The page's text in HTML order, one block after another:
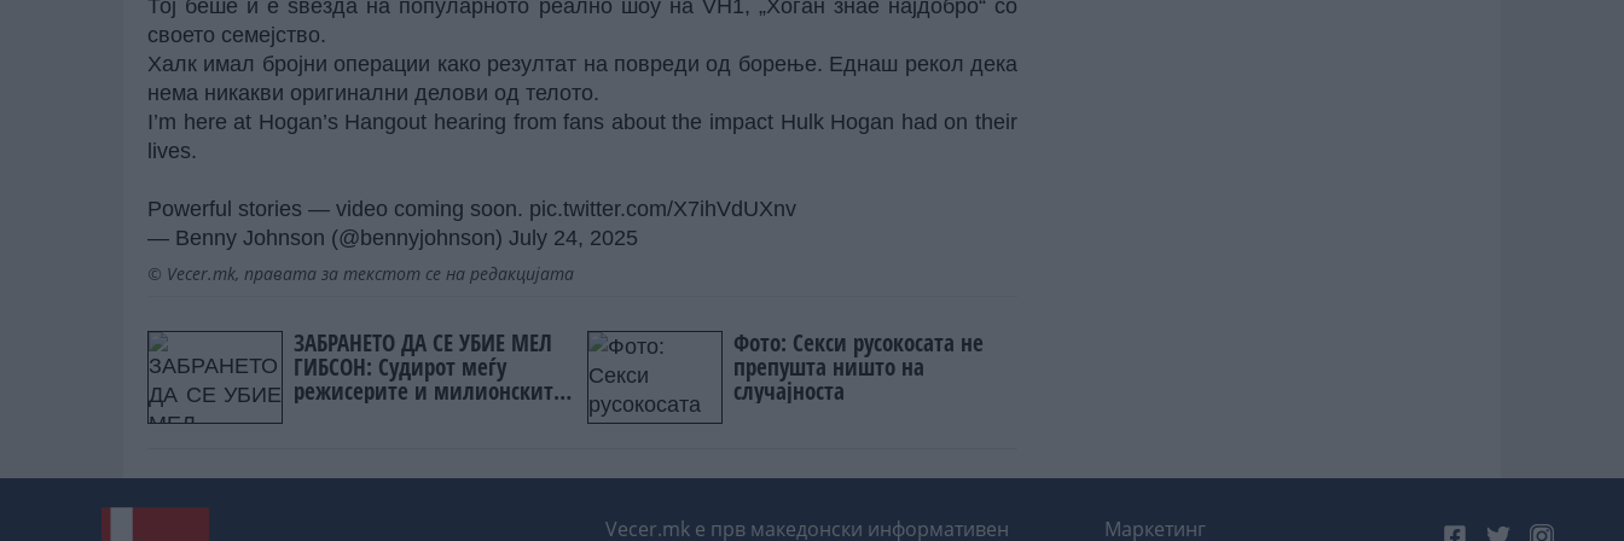
Тој беше и е ѕвезда на популарното реално шоу на VH1, „Хоган знае најдобро“ со
своето семејство.
Халк имал бројни операции како резултат на повреди од борење. Еднаш рекол дека
нема никакви оригинални делови од телото.
I’m here at Hogan’s Hangout hearing from fans about the impact Hulk Hogan had on their
lives.
Powerful stories — video coming soon. pic.twitter.com/X7ihVdUXnv
— Benny Johnson (@bennyjohnson) July 24, 2025
© Vecer.mk, правата за текстот се на редакцијата
ЗАБРАНЕТО ДА СЕ УБИЕ МЕЛ
ГИБСОН: Судирот меѓу
режисерите и милионските
холивудски студија
Фото: Секси русокосата не
препушта ништо на
случајноста
Vecer.mk е прв македонски информативен Маркетинг